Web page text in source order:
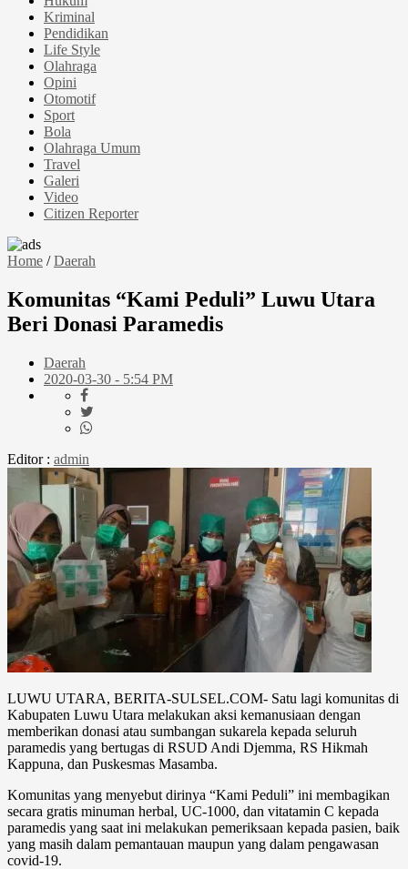
Kriminal
Pendidikan
Life Style
Olahraga
Opini
Otomotif
Sport
Bola
Olahraga Umum
Travel
Galeri
Video
Citizen Reporter
Home /Daerah
Komunitas “Kami Peduli” Luwu Utara
Beri Donasi Paramedis
Daerah
2020-03-30 - 5:54 PM
Editor : admin
LUWU UTARA, BERITA-SULSEL.COM- Satu lagi komunitas di
Kabupaten Luwu Utara melakukan aksi kemanusiaan dengan
memberikan donasi atau sumbangan sukarela kepada seluruh
paramedis yang bertugas di RSUD Andi Djemma, RS Hikmah
Kappuna, dan Puskesmas Masamba.
Komunitas yang menyebut dirinya “Kami Peduli” ini membagikan
secara gratis minuman herbal, UC-1000, dan vitatamin C kepada
paramedis yang saat ini melakukan pemeriksaan kepada pasien, baik
yang masih dalam pemantauan maupun yang dalam pengawasan
covid-19.